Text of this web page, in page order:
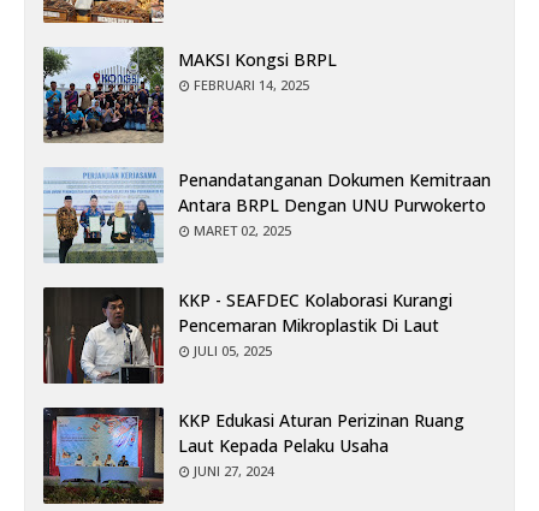
MAKSI Kongsi BRPL
FEBRUARI 14, 2025
Penandatanganan Dokumen Kemitraan
Antara BRPL Dengan UNU Purwokerto
MARET 02, 2025
KKP - SEAFDEC Kolaborasi Kurangi
Pencemaran Mikroplastik Di Laut
JULI 05, 2025
KKP Edukasi Aturan Perizinan Ruang
Laut Kepada Pelaku Usaha
JUNI 27, 2024